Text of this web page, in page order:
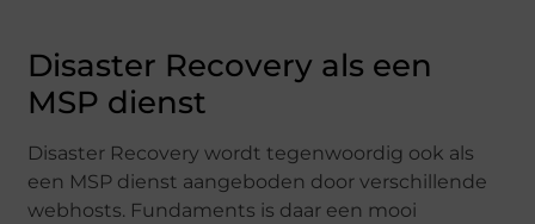
Disaster Recovery als een
MSP dienst
Disaster Recovery wordt tegenwoordig ook als
een MSP dienst aangeboden door verschillende
webhosts. Fundaments is daar een mooi